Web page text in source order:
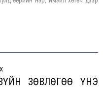
ЗӨВЛӨГӨӨ ҮНЭ